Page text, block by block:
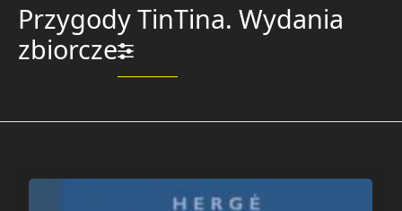
Przygody TinTina. Wydania
zbiorcze